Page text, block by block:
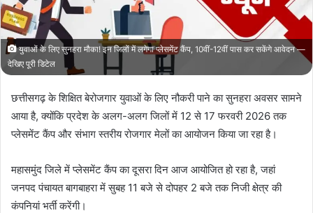
युवाओं के लिए सुनहरा मौका! इन जिलों में लगेगा प्लेसमेंट कैंप, 10वीं-12वीं पास कर सकेंगे आवेदन —
देखिए पूरी डिटेल
छत्तीसगढ़ के शिक्षित बेरोजगार युवाओं के लिए नौकरी पाने का सुनहरा अवसर सामने
आया है, क्योंकि प्रदेश के अलग-अलग जिलों में 12 से 17 फरवरी 2026 तक
प्लेसमेंट कैंप और संभाग स्तरीय रोजगार मेलों का आयोजन किया जा रहा है।
महासमुंद जिले में प्लेसमेंट कैंप का दूसरा दिन आज आयोजित हो रहा है, जहां
जनपद पंचायत बागबाहरा में सुबह 11 बजे से दोपहर 2 बजे तक निजी क्षेत्र की
कंपनियां भर्ती करेंगी।